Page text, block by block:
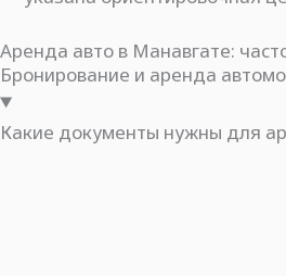
Аренда авто в Манавгате:
Бронирование и аренда
Какие документы нужны для